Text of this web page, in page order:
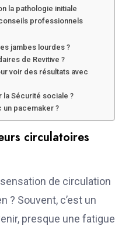
la pathologie initiale
professionnels
jambes lourdes ?
de Revitive ?
voir des résultats avec
la Sécurité sociale ?
un pacemaker ?
circulatoires
de circulation
? Souvent, c’est un
presque une fatigue